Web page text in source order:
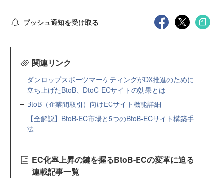
プッシュ通知を受け取る
関連リンク
ダンロップスポーツマーケティングがDX推進のために
立ち上げたBtoB、DtoC-ECサイトの効果とは
BtoB（企業間取引）向けECサイト機能詳細
【全解説】BtoB-EC市場と5つのBtoB-ECサイト構築手
法
EC化率上昇の鍵を握るBtoB-ECの変革に迫る
連載記事一覧